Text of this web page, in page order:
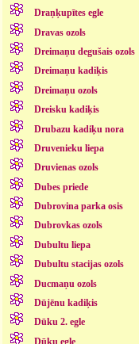
Draņķupītes egle
Dravas ozols
Dreimaņu degušais ozols
Dreimaņu kadiķis
Dreimaņu ozols
Dreisku kadiķis
Drubazu kadiķu nora
Druvenieku liepa
Druvienas ozols
Dubes priede
Dubrovina parka osis
Dubrovkas ozols
Dubultu liepa
Dubultu stacijas ozols
Ducmaņu ozols
Dūjēnu kadiķis
Dūku 2. egle
Dūku egle